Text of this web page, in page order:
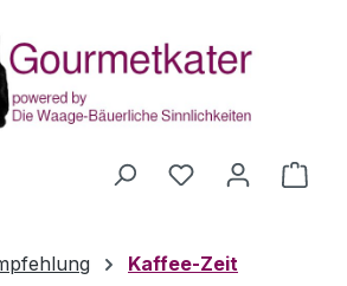
Du hast 0
Kaffee-Zeit